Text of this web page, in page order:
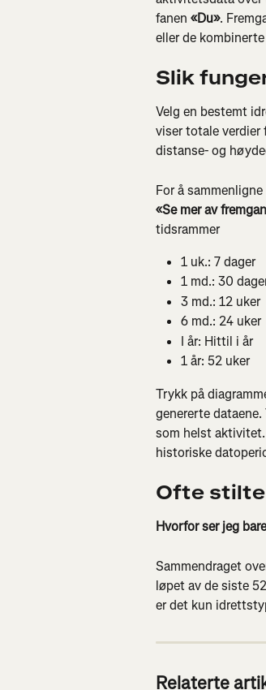
fanen «Du».
eller de
Slik
Velg en bestemt
viser totale
distanse- og
For å
«Se mer av
tidsrammer
1 uk.: 7 dager
1 md.: 30
3 md.: 12 uker
6 md.: 24 uker
I år: Hittil i år
1 år: 52 uker
Trykk på
genererte
som helst
historiske
Ofte
Hvorfor ser jeg
Sammendraget
løpet av de siste
er det kun
Relaterte